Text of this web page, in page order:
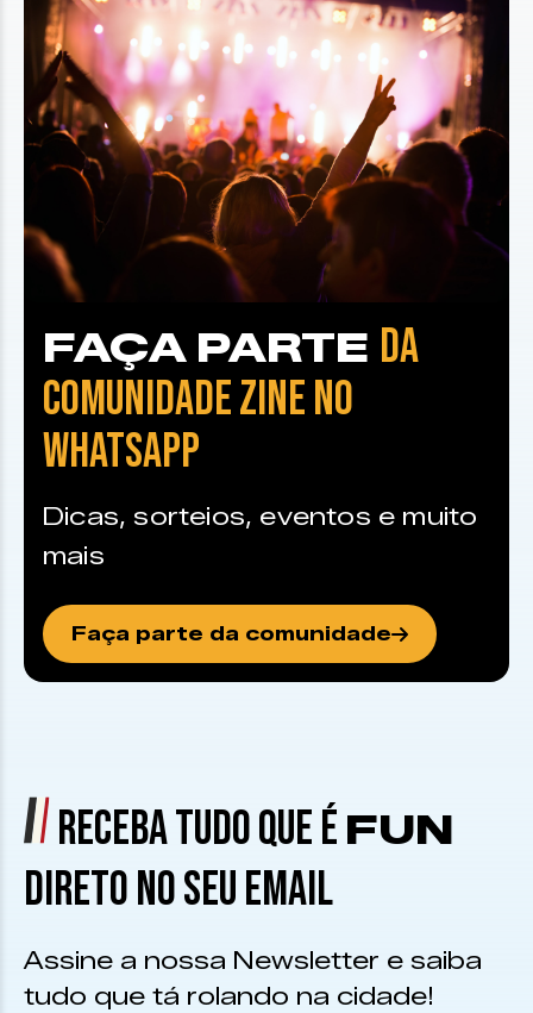
FAÇA PARTE DA
COMUNIDADE ZINE NO
WHATSAPP
Dicas, sorteios, eventos e muito
mais
Faça parte da comunidade
RECEBA TUDO QUE É FUN
DIRETO NO SEU EMAIL
Assine a nossa Newsletter e saiba
tudo que tá rolando na cidade!